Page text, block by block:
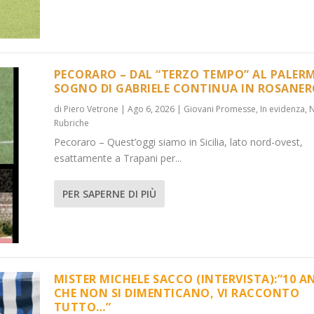
...
News,Rubriche
ANNI C...
Media
PECORARO – DAL “TERZO TEMPO” AL
SOGNO DI GABRIELE CONTINUA IN
di Piero Vetrone | Ago 6, 2026| Giovani Promesse, In evidenza,
Rubriche
Pecoraro – Quest’oggi siamo in Sicilia, lato nord-ovest,
esattamente a Trapani per...
PER SAPERNE DI PIÙ
MISTER MICHELE SACCO (INTERVISTA):”10
CHE NON SI DIMENTICANO, VI RACCONTO
TUTTO…”